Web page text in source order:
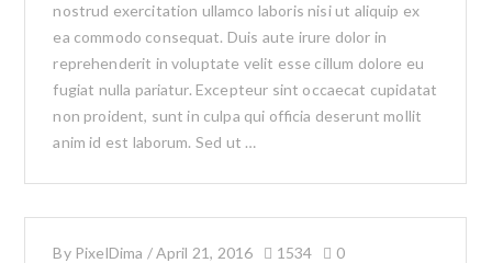
nostrud exercitation ullamco laboris nisi ut aliquip ex
ea commodo consequat. Duis aute irure dolor in
reprehenderit in voluptate velit esse cillum dolore eu
fugiat nulla pariatur. Excepteur sint occaecat cupidatat
non proident, sunt in culpa qui officia deserunt mollit
anim id est laborum. Sed ut …
By PixelDima /April 21, 2016 1534 0